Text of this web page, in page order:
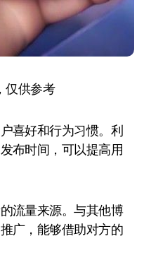
仅供参考
喜好和行为习惯。利
布时间，可以提高用
流量来源。与其他博
广，能够借助对方的